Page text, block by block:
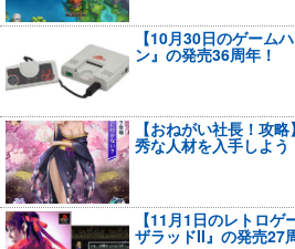
【10月30日のゲーム
ン』の発売36周年！
【おねがい社長！攻
秀な人材を入手しよう
【11月1日のレトロ
ザラッドII』の発売27